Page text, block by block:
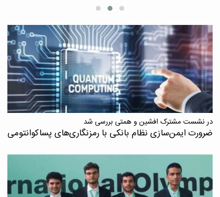
در نشست مشترک افشین و همتی بررسی شد
ضرورت ایمن‌سازی نظام بانکی با رمزنگاری‌های پسا‌کوانتومی